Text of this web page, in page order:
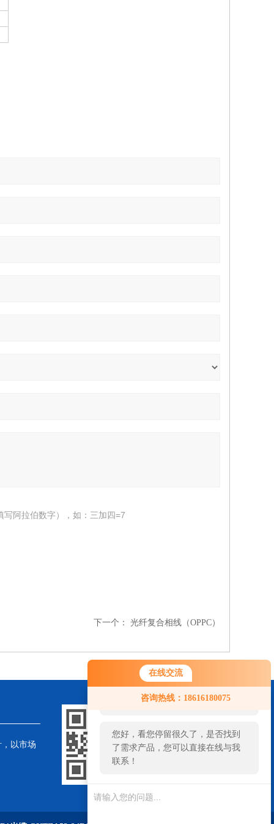
在线交流
咨询热线：18616180075
您好！欢迎前来咨询，很高兴为您
服务，请问您要咨询什么问题呢？
您好，看您停留很久了，是否找到
了需求产品，您可以直接在线与我
联系！
写阿拉伯数字），如：三加四=7
下一个： 光纤复合相线（OPPC）
以市场